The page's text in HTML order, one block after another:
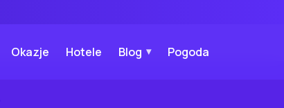
Okazje Hotele Blog Pogoda